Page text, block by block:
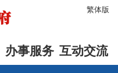
繁体版
办事服务 互动交流